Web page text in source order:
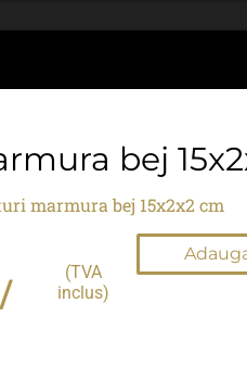
bej
marmura bej 15x2x2 cm
/
(TVA
inclus)